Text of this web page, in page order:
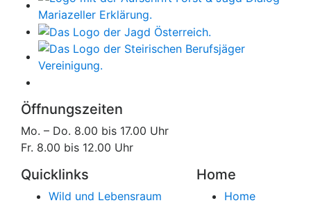
Öffnungszeiten
Mo. – Do. 8.00 bis 17.00 Uhr
Fr. 8.00 bis 12.00 Uhr
Quicklinks
Wild und Lebensraum
Home
Home